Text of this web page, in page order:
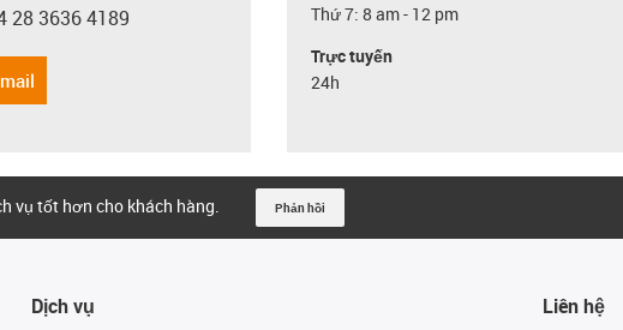
phone
28 3636 4189
Thứ 7: 8 am - 12 pm
Trực tuyến
24h
vụ tốt hơn cho khách hàng. Phản hồi
Dịch vụ Liên hệ